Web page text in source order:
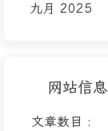
九月 2025
网站信息
文章数目 :